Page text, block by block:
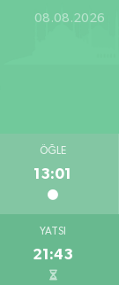
08.08.2026
ÖĞLE
13:01
YATSI
21:43